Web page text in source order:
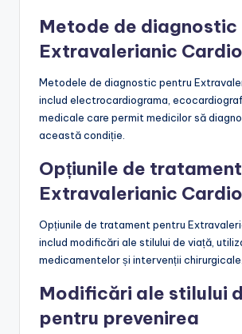
Metode de diagnostic
Extravalerianic Cardio
Metodele de diagnostic pentru
includ electrocardiograma,
medicale care permit medicilor să
această condiție.
Opțiunile de
Extravalerianic Cardio
Opțiunile de tratament pentru
includ modificări ale stilului de viață,
medicamentelor și intervenții chirurgicale.
Modificări ale stilului
pentru prevenirea